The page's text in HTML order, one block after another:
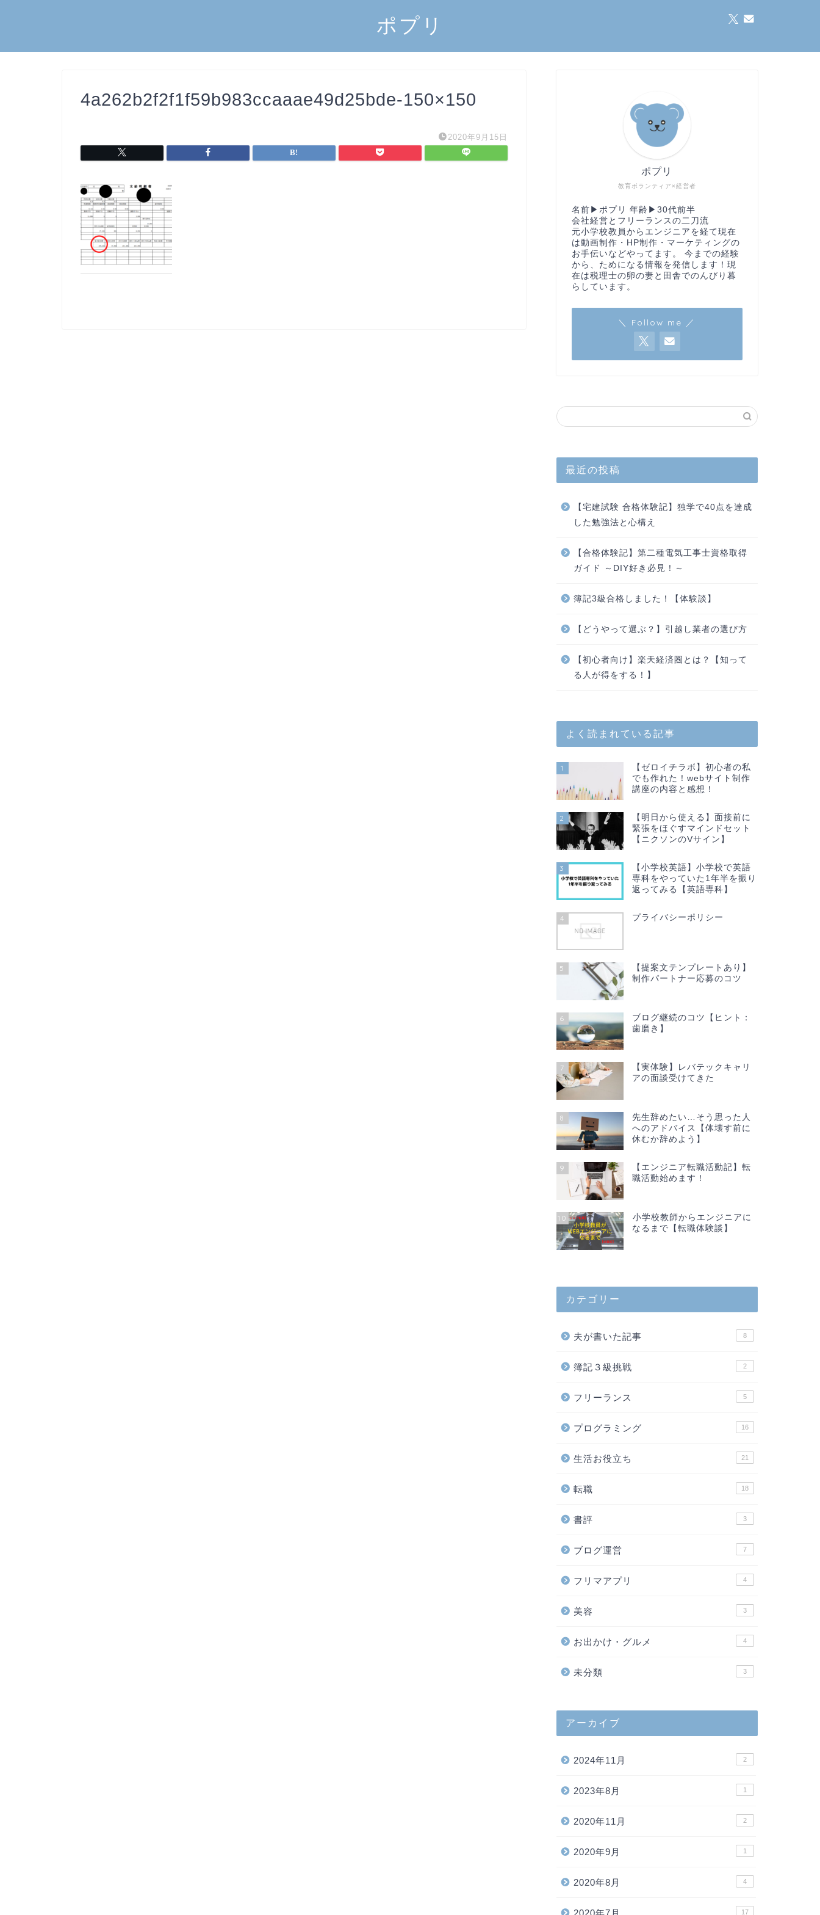
ポプリ
4a262b2f2f1f59b983ccaaae49d25bde-150×150
2020年9月15日
教育ボランティア×経営者
ポプリ
名前▶︎ポプリ 年齢▶︎30代前半
会社経営とフリーランスの二刀流
元小学校教員からエンジニアを経て現在
は動画制作・HP制作・マーケティングの
お手伝いなどやってます。 今までの経験
から、ためになる情報を発信します！現
在は税理士の卵の妻と田舎でのんびり暮
らしています。
＼ Follow me ／
最近の投稿
【宅建試験 合格体験記】独学で40点を達成
した勉強法と心構え
【合格体験記】第二種電気工事士資格取得
ガイド ～DIY好き必見！～
簿記3級合格しました！【体験談】
【どうやって選ぶ？】引越し業者の選び方
【初心者向け】楽天経済圏とは？【知って
る人が得をする！】
よく読まれている記事
1
【ゼロイチラボ】初心者の私
でも作れた！webサイト制作
講座の内容と感想！
2
【明日から使える】面接前に
緊張をほぐすマインドセット
【ニクソンのVサイン】
3
【小学校英語】小学校で英語
専科をやっていた1年半を振り
返ってみる【英語専科】
4 プライバシーポリシー
5
【提案文テンプレートあり】
制作パートナー応募のコツ
6
ブログ継続のコツ【ヒント：
歯磨き】
7
【実体験】レバテックキャリ
アの面談受けてきた
8
先生辞めたい…そう思った人
へのアドバイス【体壊す前に
休むか辞めよう】
9
【エンジニア転職活動記】転
職活動始めます！
10
小学校教師からエンジニアに
なるまで【転職体験談】
カテゴリー
夫が書いた記事 8
簿記３級挑戦 2
フリーランス 5
プログラミング 16
生活お役立ち 21
転職 18
書評 3
ブログ運営 7
フリマアプリ 4
美容 3
お出かけ・グルメ 4
未分類 3
アーカイブ
2024年11月 2
2023年8月 1
2020年11月 2
2020年9月 1
2020年8月 4
2020年7月 17